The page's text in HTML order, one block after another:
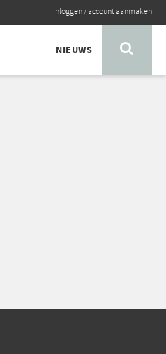
inloggen/account aanmaken
NIEUWS